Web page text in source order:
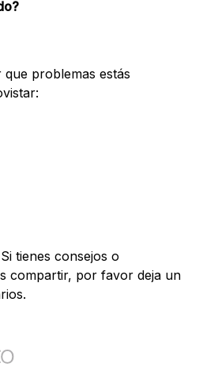
problemas estás
tienes consejos o
compartir, por favor deja un